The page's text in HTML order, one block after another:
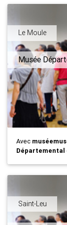
Le Moule
Musée
Avec
Départemental
Saint-Leu